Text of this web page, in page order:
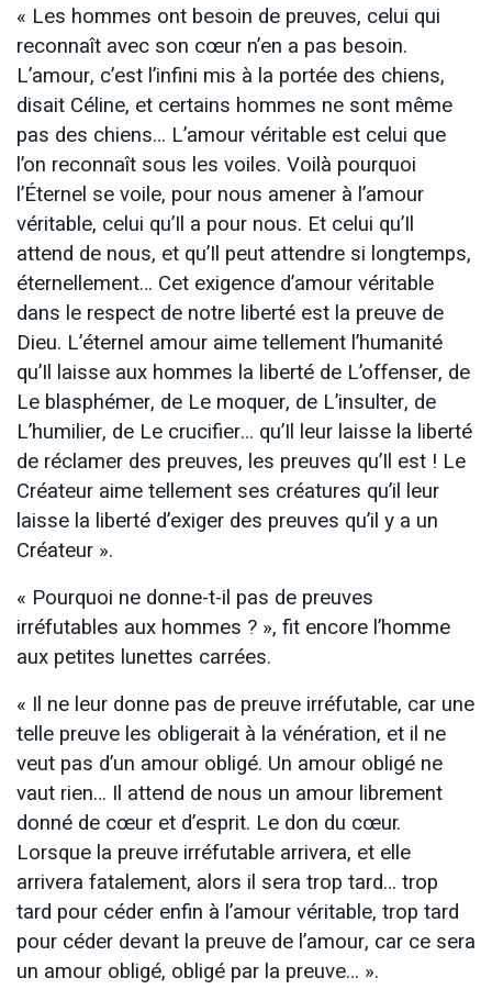
« Les hommes ont besoin de preuves, celui qui
reconnaît avec son cœur n’en a pas besoin.
L’amour, c’est l’infini mis à la portée des chiens,
disait Céline, et certains hommes ne sont même
pas des chiens… L’amour véritable est celui que
l’on reconnaît sous les voiles. Voilà pourquoi
l’Éternel se voile, pour nous amener à l’amour
véritable, celui qu’Il a pour nous. Et celui qu’Il
attend de nous, et qu’Il peut attendre si longtemps,
éternellement… Cet exigence d’amour véritable
dans le respect de notre liberté est la preuve de
Dieu. L’éternel amour aime tellement l’humanité
qu’Il laisse aux hommes la liberté de L’offenser, de
Le blasphémer, de Le moquer, de L’insulter, de
L’humilier, de Le crucifier… qu’Il leur laisse la liberté
de réclamer des preuves, les preuves qu’Il est ! Le
Créateur aime tellement ses créatures qu’il leur
laisse la liberté d’exiger des preuves qu’il y a un
Créateur ».
« Pourquoi ne donne-t-il pas de preuves
irréfutables aux hommes ? », fit encore l’homme
aux petites lunettes carrées.
« Il ne leur donne pas de preuve irréfutable, car une
telle preuve les obligerait à la vénération, et il ne
veut pas d’un amour obligé. Un amour obligé ne
vaut rien… Il attend de nous un amour librement
donné de cœur et d’esprit. Le don du cœur.
Lorsque la preuve irréfutable arrivera, et elle
arrivera fatalement, alors il sera trop tard… trop
tard pour céder enfin à l’amour véritable, trop tard
pour céder devant la preuve de l’amour, car ce sera
un amour obligé, obligé par la preuve… ».